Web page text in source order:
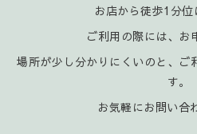
お店から徒歩1分位
ご利用の際には、お
場所が少し分かりにくいのと、ご
す。
お気軽にお問い合